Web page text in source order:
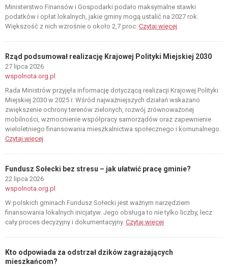
Ministerstwo Finansów i Gospodarki podało maksymalne stawki
podatków i opłat lokalnych, jakie gminy mogą ustalić na 2027 rok.
Większość z nich wzrośnie o około 2,7 proc. Czytaj więcej
Rząd podsumował realizację Krajowej Polityki Miejskiej 2030
27 lipca 2026
wspolnota.org.pl
Rada Ministrów przyjęła informację dotyczącą realizacji Krajowej Polityki
Miejskiej 2030 w 2025 r. Wśród najważniejszych działań wskazano
zwiększenie ochrony terenów zielonych, rozwój zrównoważonej
mobilności, wzmocnienie współpracy samorządów oraz zapewnienie
wieloletniego finansowania mieszkalnictwa społecznego i komunalnego.
Czytaj więcej
Fundusz Sołecki bez stresu – jak ułatwić pracę gminie?
22 lipca 2026
wspolnota.org.pl
W polskich gminach Fundusz Sołecki jest ważnym narzędziem
finansowania lokalnych inicjatyw. Jego obsługa to nie tylko liczby, lecz
cały proces decyzyjny i dokumentacyjny. Czytaj więcej
Kto odpowiada za odstrzał dzików zagrażających
mieszkańcom?